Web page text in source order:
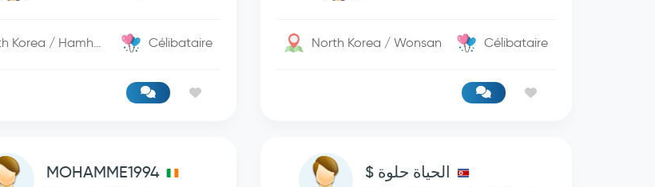
North Korea / Hamhung Célibataire North Korea / Wonsan Célibataire
MOHAMME1994 الحياة حلوة $